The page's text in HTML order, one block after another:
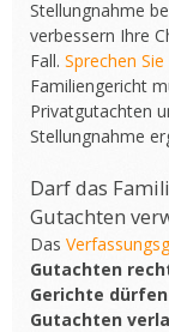
Stellungnahme
verbessern Ihre
Fall. Sprechen
Familiengericht
Privatgutachten
Stellungnahme
Darf das
Gutachten
Das
Gutachten
Gerichte
Gutachten